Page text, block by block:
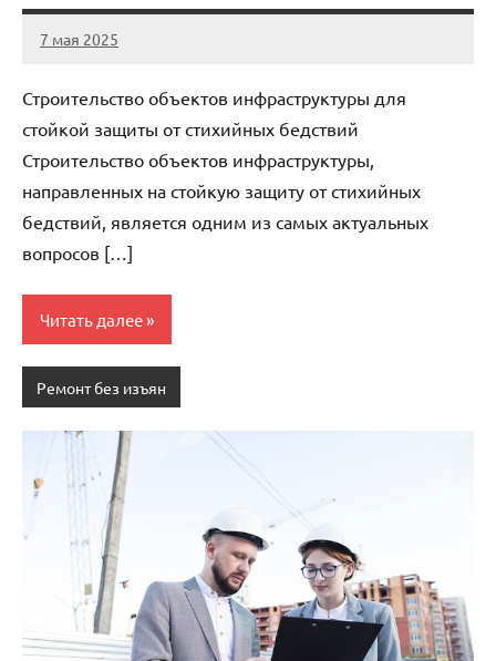
7 мая 2025
gorod_stroi_
Нет
Строительство объектов инфраструктуры для
стойкой защиты от стихийных бедствий
Строительство объектов инфраструктуры,
направленных на стойкую защиту от стихийных
бедствий, является одним из самых актуальных
вопросов […]
Читать далее
Ремонт без изъян